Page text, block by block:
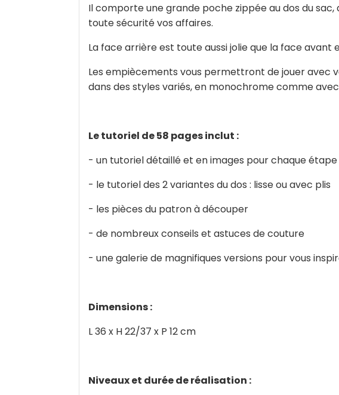
Il comporte une grande poche zippée au dos du
toute sécurité vos affaires.
La face arrière est toute aussi jolie que la face
Les empiècements vous permettront de jouer avec
dans des styles variés, en monochrome comme
Le tutoriel de 58 pages inclut :
- un tutoriel détaillé et en images pour chaque étape
- le tutoriel des 2 variantes du dos : lisse ou avec plis
- les pièces du patron à découper
- de nombreux conseils et astuces de couture
- une galerie de magnifiques versions pour vous
Dimensions :
L 36 x H 22/37 x P 12 cm
Niveaux et durée de réalisation :